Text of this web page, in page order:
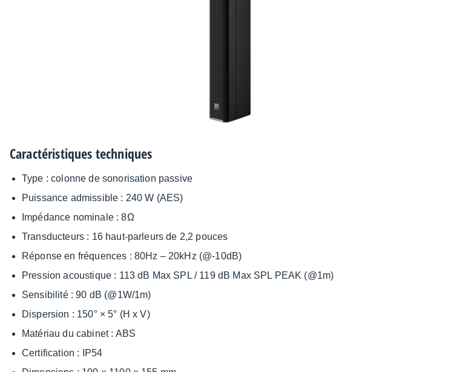
Carac­té­ris­tiques tech­niques
Type : colonne de sono­ri­sa­tion passive
Puis­sance admis­sible : 240 W (AES)
Impé­dance nomi­nale : 8Ω
Trans­duc­teurs : 16 haut-parleurs de 2,2 pouces
Réponse en fréquences : 80Hz – 20kHz (@-10dB)
Pres­sion acous­tique : 113 dB Max SPL / 119 dB Max SPL PEAK (@1m)
Sensi­bi­lité : 90 dB (@1W/1m)
Disper­sion : 150° × 5° (H x V)
Maté­riau du cabi­net : ABS
Certi­fi­ca­tion : IP54